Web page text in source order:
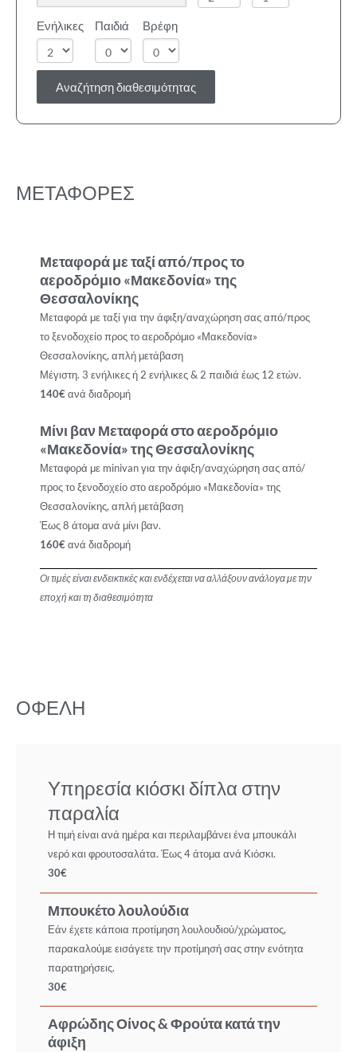
Ενήλικες Παιδιά Βρέφη
Αναζήτηση διαθεσιμότητας
ΜΕΤΑΦΟΡΕΣ
Μεταφορά με ταξί από/προς το
αεροδρόμιο «Μακεδονία» της
Θεσσαλονίκης
Μεταφορά με ταξί για την άφιξη/αναχώρηση σας από/προς
το ξενοδοχείο προς το αεροδρόμιο «Μακεδονία»
Θεσσαλονίκης, απλή μετάβαση
Μέγιστη. 3 ενήλικες ή 2 ενήλικες & 2 παιδιά έως 12 ετών.
140€ανά διαδρομή
Μίνι βαν Μεταφορά στο αεροδρόμιο
«Μακεδονία» της Θεσσαλονίκης
Μεταφορά με minivan για την άφιξη/αναχώρηση σας από/
προς το ξενοδοχείο στο αεροδρόμιο «Μακεδονία» της
Θεσσαλονίκης, απλή μετάβαση
Έως 8 άτομα ανά μίνι βαν.
160€ανά διαδρομή
Οι τιμές είναι ενδεικτικές και ενδέχεται να αλλάξουν ανάλογα με την
εποχή και τη διαθεσιμότητα
ΟΦΕΛΗ
Υπηρεσία κιόσκι δίπλα στην
παραλία
Η τιμή είναι ανά ημέρα και περιλαμβάνει ένα μπουκάλι
νερό και φρουτοσαλάτα. Έως 4 άτομα ανά Κιόσκι.
30€
Μπουκέτο λουλούδια
Εάν έχετε κάποια προτίμηση λουλουδιού/χρώματος,
παρακαλούμε εισάγετε την προτίμησή σας στην ενότητα
παρατηρήσεις.
30€
Αφρώδης Οίνος & Φρούτα κατά την
άφιξη